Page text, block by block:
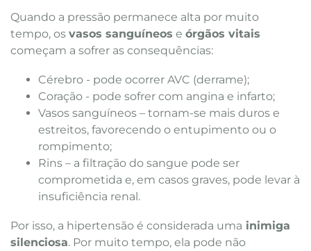
Quando a pressão permanece alta por muito
tempo, os vasos sanguíneos e órgãos vitais
começam a sofrer as consequências:
Cérebro - pode ocorrer AVC (derrame);
Coração - pode sofrer com angina e infarto;
Vasos sanguíneos – tornam-se mais duros e
estreitos, favorecendo o entupimento ou o
rompimento;
Rins – a filtração do sangue pode ser
comprometida e, em casos graves, pode levar à
insuficiência renal.
Por isso, a hipertensão é considerada uma inimiga
silenciosa. Por muito tempo, ela pode não